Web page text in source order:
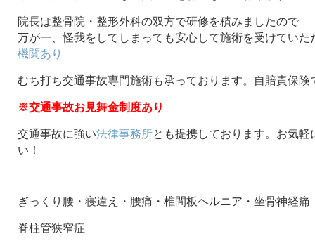
院長は整骨院・整形外科の双方で研修を積みましたので
万が一、怪我をしてしまっても安心して施術を受けていた
機関あり
むち打ち交通事故専門施術も承っております。自賠責保険
※交通事故お見舞金制度あり
交通事故に強い法律事務所とも提携しております。お気軽
い！
ぎっくり腰・寝違え・腰痛・椎間板ヘルニア・坐骨神経痛
脊柱管狭窄症